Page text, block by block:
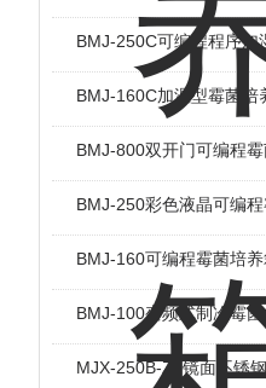
BMJ-250C可编程程序加
BMJ-160C加湿型霉菌培
BMJ-800双开门可编程
BMJ-250彩色液晶可编
BMJ-160可编程霉菌培
BMJ-100变频式制冷霉
MJX-250B-ZII镜面不锈